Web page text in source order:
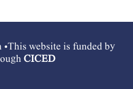
website is funded by
CICED